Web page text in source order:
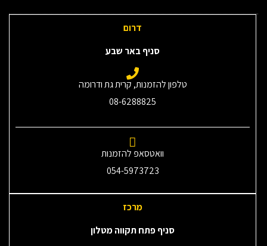
דרום
סניף באר שבע
טלפון להזמנות, קרית גת ודרומה
08-6288825
וואטסאפ להזמנות
054-5973723
מרכז
סניף פתח תקווה מטלון